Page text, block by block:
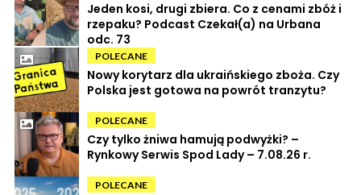
Jeden kosi, drugi zbiera. Co z cenami zbóż i
rzepaku? Podcast Czekał(a) na Urbana
odc. 73
POLECANE
Nowy korytarz dla ukraińskiego zboża. Czy
Polska jest gotowa na powrót tranzytu?
POLECANE
Czy tylko żniwa hamują podwyżki? –
Rynkowy Serwis Spod Lady – 7.08.26 r.
POLECANE